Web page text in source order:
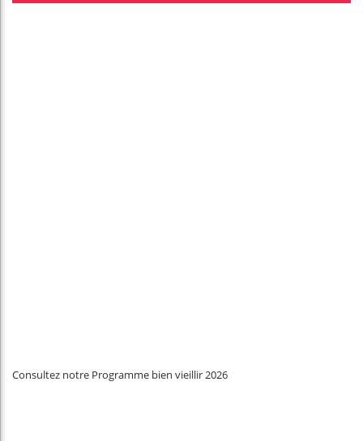
Consultez notre Programme bien vieillir 2026